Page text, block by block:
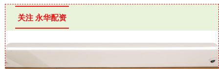
关注 永华配资